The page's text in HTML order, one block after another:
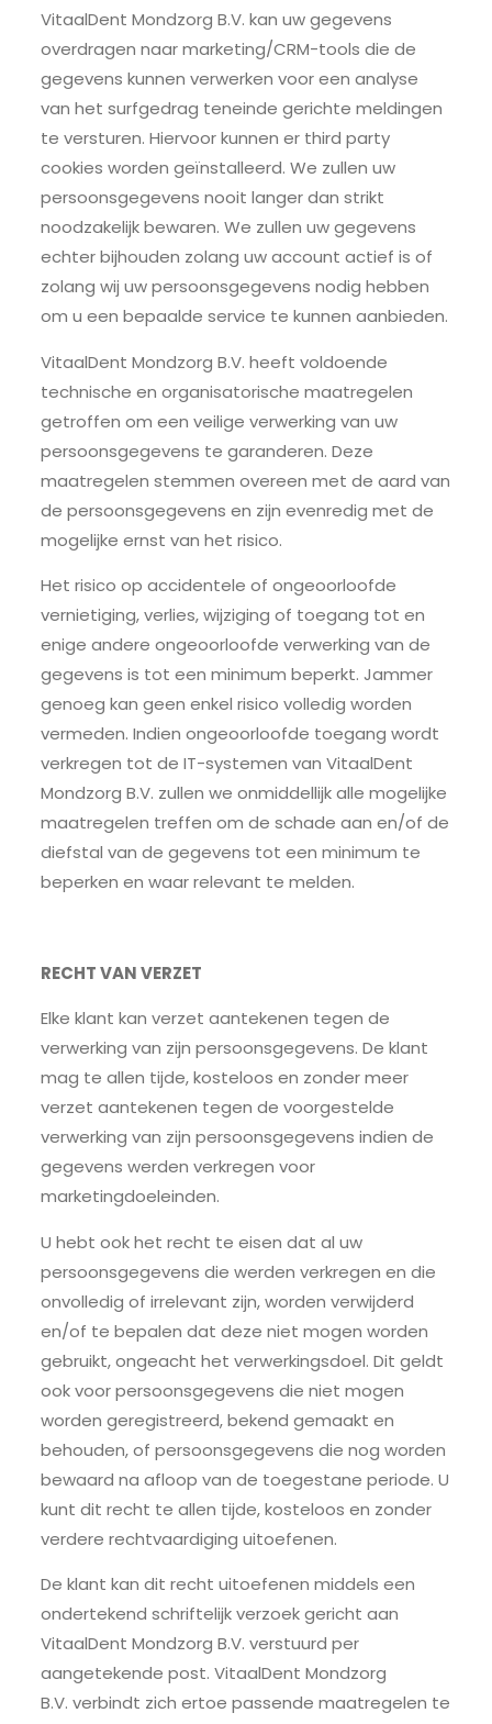
VitaalDent Mondzorg B.V. kan uw gegevens
overdragen naar marketing/CRM-tools die de
gegevens kunnen verwerken voor een analyse
van het surfgedrag teneinde gerichte meldingen
te versturen. Hiervoor kunnen er third party
cookies worden geïnstalleerd. We zullen uw
persoonsgegevens nooit langer dan strikt
noodzakelijk bewaren. We zullen uw gegevens
echter bijhouden zolang uw account actief is of
zolang wij uw persoonsgegevens nodig hebben
om u een bepaalde service te kunnen aanbieden.
VitaalDent Mondzorg B.V. heeft voldoende
technische en organisatorische maatregelen
getroffen om een veilige verwerking van uw
persoonsgegevens te garanderen. Deze
maatregelen stemmen overeen met de aard van
de persoonsgegevens en zijn evenredig met de
mogelijke ernst van het risico.
Het risico op accidentele of ongeoorloofde
vernietiging, verlies, wijziging of toegang tot en
enige andere ongeoorloofde verwerking van de
gegevens is tot een minimum beperkt. Jammer
genoeg kan geen enkel risico volledig worden
vermeden. Indien ongeoorloofde toegang wordt
verkregen tot de IT-systemen van VitaalDent
Mondzorg B.V. zullen we onmiddellijk alle mogelijke
maatregelen treffen om de schade aan en/of de
diefstal van de gegevens tot een minimum te
beperken en waar relevant te melden.
RECHT VAN VERZET
Elke klant kan verzet aantekenen tegen de
verwerking van zijn persoonsgegevens. De klant
mag te allen tijde, kosteloos en zonder meer
verzet aantekenen tegen de voorgestelde
verwerking van zijn persoonsgegevens indien de
gegevens werden verkregen voor
marketingdoeleinden.
U hebt ook het recht te eisen dat al uw
persoonsgegevens die werden verkregen en die
onvolledig of irrelevant zijn, worden verwijderd
en/of te bepalen dat deze niet mogen worden
gebruikt, ongeacht het verwerkingsdoel. Dit geldt
ook voor persoonsgegevens die niet mogen
worden geregistreerd, bekend gemaakt en
behouden, of persoonsgegevens die nog worden
bewaard na afloop van de toegestane periode. U
kunt dit recht te allen tijde, kosteloos en zonder
verdere rechtvaardiging uitoefenen.
De klant kan dit recht uitoefenen middels een
ondertekend schriftelijk verzoek gericht aan
VitaalDent Mondzorg B.V. verstuurd per
aangetekende post. VitaalDent Mondzorg
B.V. verbindt zich ertoe passende maatregelen te